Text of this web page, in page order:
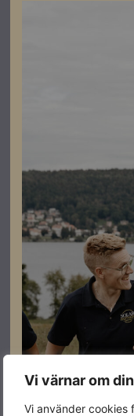
Vi värnar om
Vi använder
Varumärke
Effekt
Produktgaranti
Installation